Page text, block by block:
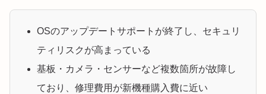
OSのアップデートサポートが終了し、セキュリ
ティリスクが高まっている
基板・カメラ・センサーなど複数箇所が故障し
ており、修理費用が新機種購入費に近い